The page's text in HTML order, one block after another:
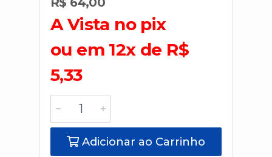
A Vista no pix
ou em 12x de R$
5,33
Adicionar ao Carrinho